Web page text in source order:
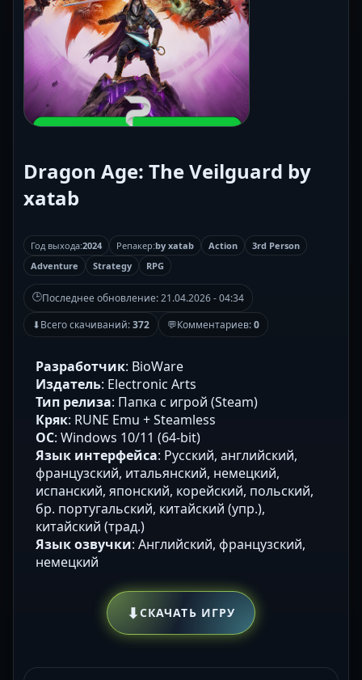
Dragon Age: The Veilguard by
xatab
Год выхода:2024 Репакер:by xatab Action
3rd Person
Adventure
Strategy RPG
🕒Последнее обновление:21.04.2026 - 04:34
⬇Всего скачиваний:372 💬Комментариев:0
Разработчик: BioWare
Издатель: Electronic Arts
Тип релиза: Папка с игрой (Steam)
Кряк: RUNE Emu + Steamless
ОС: Windows 10/11 (64-bit)
Язык интерфейса: Русский, английский,
французский, итальянский, немецкий,
испанский, японский, корейский, польский,
бр. португальский, китайский (упр.),
китайский (трад.)
Язык озвучки: Английский, французский,
немецкий
⬇СКАЧАТЬ ИГРУ